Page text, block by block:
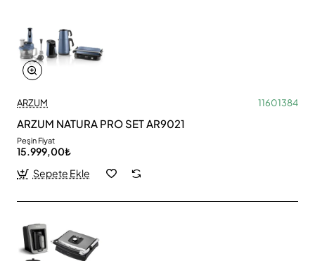
ARZUM 11601384
ARZUM NATURA PRO SET AR9021
Peşin Fiyat
15.999,00₺
Sepete Ekle